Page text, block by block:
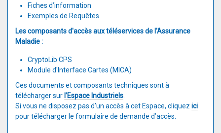
Fiches d’information
Exemples de Requêtes
Les composants d'accès aux téléservices de l'Assurance
Maladie :
CryptoLib CPS
Module d'Interface Cartes (MICA)
Ces documents et composants techniques sont à
télécharger sur l’Espace Industriels
Si vous ne disposez pas d’un accès à cet Espace, cliquez ici
pour télécharger le formulaire de demande d’accès.